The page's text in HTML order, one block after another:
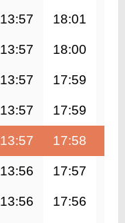
13:57 18:01
13:57 18:00
13:57 17:59
13:57 17:59
13:57 17:58
13:56 17:57
13:56 17:56